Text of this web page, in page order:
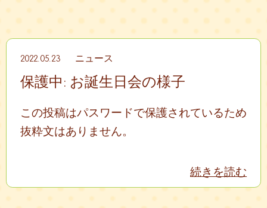
2022.05.23 ニュース
保護中: お誕生日会の様子
この投稿はパスワードで保護されているため
抜粋文はありません。
続きを読む